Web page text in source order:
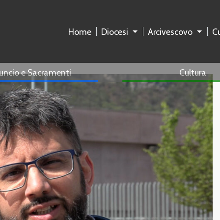
Home Diocesi Arcivescovo
e Sacramenti Cultura